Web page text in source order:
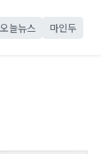
오늘뉴스 마인두